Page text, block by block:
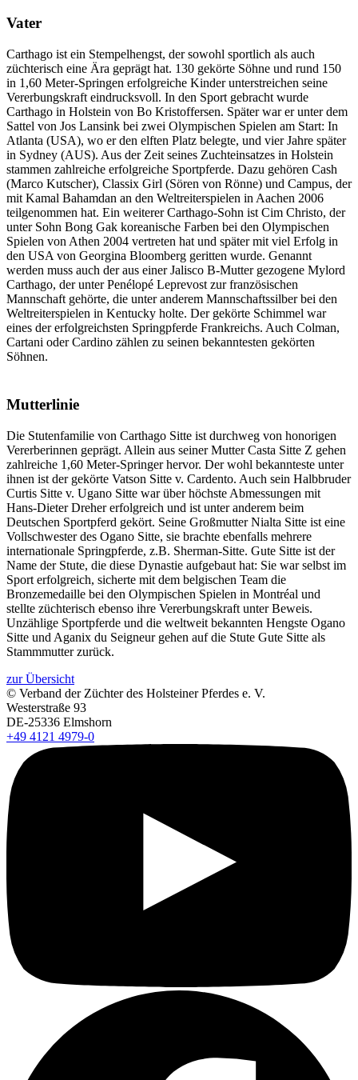
Vater
Carthago ist ein Stempelhengst, der sowohl sportlich als auch
züchterisch eine Ära geprägt hat. 130 gekörte Söhne und rund 150
in 1,60 Meter-Springen erfolgreiche Kinder unterstreichen seine
Vererbungskraft eindrucksvoll. In den Sport gebracht wurde
Carthago in Holstein von Bo Kristoffersen. Später war er unter dem
Sattel von Jos Lansink bei zwei Olympischen Spielen am Start: In
Atlanta (USA), wo er den elften Platz belegte, und vier Jahre später
in Sydney (AUS). Aus der Zeit seines Zuchteinsatzes in Holstein
stammen zahlreiche erfolgreiche Sportpferde. Dazu gehören Cash
(Marco Kutscher), Classix Girl (Sören von Rönne) und Campus, der
mit Kamal Bahamdan an den Weltreiterspielen in Aachen 2006
teilgenommen hat. Ein weiterer Carthago-Sohn ist Cim Christo, der
unter Sohn Bong Gak koreanische Farben bei den Olympischen
Spielen von Athen 2004 vertreten hat und später mit viel Erfolg in
den USA von Georgina Bloomberg geritten wurde. Genannt
werden muss auch der aus einer Jalisco B-Mutter gezogene Mylord
Carthago, der unter Penélopé Leprevost zur französischen
Mannschaft gehörte, die unter anderem Mannschaftssilber bei den
Weltreiterspielen in Kentucky holte. Der gekörte Schimmel war
eines der erfolgreichsten Springpferde Frankreichs. Auch Colman,
Cartani oder Cardino zählen zu seinen bekanntesten gekörten
Söhnen.
Mutterlinie
Die Stutenfamilie von Carthago Sitte ist durchweg von honorigen
Vererberinnen geprägt. Allein aus seiner Mutter Casta Sitte Z gehen
zahlreiche 1,60 Meter-Springer hervor. Der wohl bekannteste unter
ihnen ist der gekörte Vatson Sitte v. Cardento. Auch sein Halbbruder
Curtis Sitte v. Ugano Sitte war über höchste Abmessungen mit
Hans-Dieter Dreher erfolgreich und ist unter anderem beim
Deutschen Sportpferd gekört. Seine Großmutter Nialta Sitte ist eine
Vollschwester des Ogano Sitte, sie brachte ebenfalls mehrere
internationale Springpferde, z.B. Sherman-Sitte. Gute Sitte ist der
Name der Stute, die diese Dynastie aufgebaut hat: Sie war selbst im
Sport erfolgreich, sicherte mit dem belgischen Team die
Bronzemedaille bei den Olympischen Spielen in Montréal und
stellte züchterisch ebenso ihre Vererbungskraft unter Beweis.
Unzählige Sportpferde und die weltweit bekannten Hengste Ogano
Sitte und Aganix du Seigneur gehen auf die Stute Gute Sitte als
Stammmutter zurück.
zur Übersicht
© Verband der Züchter des Holsteiner Pferdes e. V.
Westerstraße 93
DE-25336 Elmshorn
+49 4121 4979-0